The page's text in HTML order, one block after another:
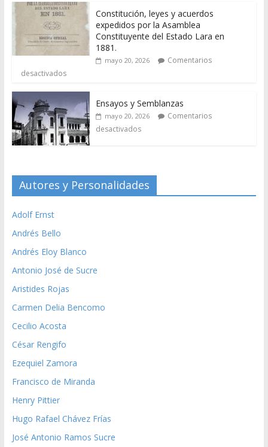
Constitución, leyes y acuerdos
expedidos por la Asamblea
Constituyente del Estado Lara en
1881.
mayo 20, 2026
Comentarios
desactivados
Ensayos y Semblanzas
mayo 20, 2026
Comentarios
desactivados
Autores y Personalidades
Adolf Ernst
Andrés Bello
Andrés Eloy Blanco
Antonio José de Sucre
Aristides Rojas
Carmen Delia Bencomo
Cecilio Acosta
César Rengifo
Ezequiel Zamora
Francisco de Miranda
Henry Pittier
Hugo Rafael Chávez Frías
José Antonio Ramos Sucre